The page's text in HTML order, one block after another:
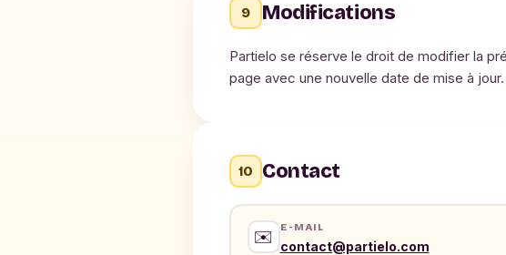
9 Modifications
Partielo se réserve le droit de modifier la
page avec une nouvelle date de mise à jour.
10 Contact
✉️ E-MAIL
contact@partielo.com